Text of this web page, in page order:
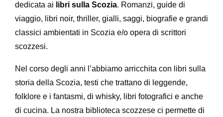
dedicata ai libri sulla Scozia. Romanzi, guide di
viaggio, libri noir, thriller, gialli, saggi, biografie e grandi
classici ambientati in Scozia e/o opera di scrittori
scozzesi.
Nel corso degli anni l’abbiamo arricchita con libri sulla
storia della Scozia, testi che trattano di leggende,
folklore e i fantasmi, di whisky, libri fotografici e anche
di cucina. La nostra biblioteca scozzese ci permette di